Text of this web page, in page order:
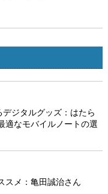
デジタルグッズ：はたら
適なモバイルノートの選
スメ：亀田誠治さん